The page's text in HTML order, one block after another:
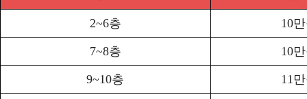
2~6층 10
7~8층 10
9~10층 11